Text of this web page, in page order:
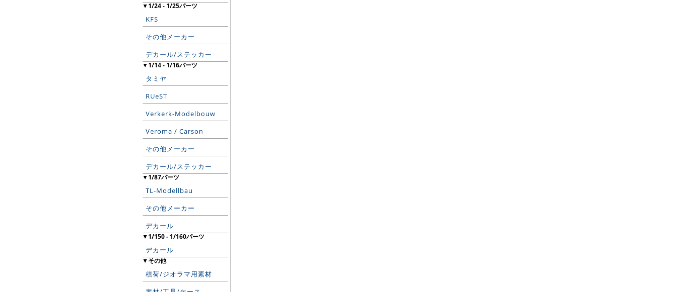
▼1/24 - 1/25パーツ
KFS
その他メーカー
デカール/ステッカー
▼1/14 - 1/16パーツ
タミヤ
RUeST
Verkerk-Modelbouw
Veroma / Carson
その他メーカー
デカール/ステッカー
▼1/87パーツ
TL-Modellbau
その他メーカー
デカール
▼1/150 - 1/160パーツ
デカール
▼その他
積荷/ジオラマ用素材